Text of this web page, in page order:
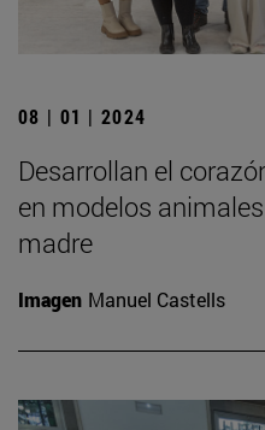
08 | 01 | 2024
Desarrollan el
en modelos
madre
Imagen Manuel Castells